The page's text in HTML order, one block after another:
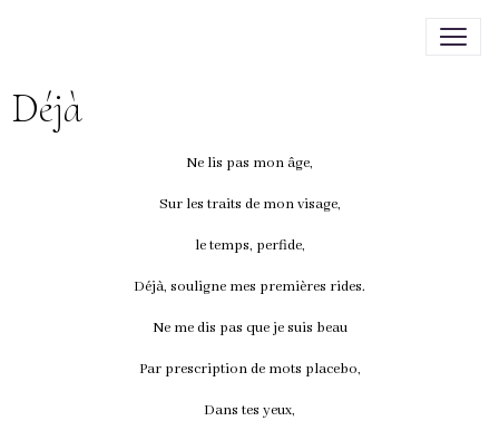
Déjà
Ne lis pas mon âge,
Sur les traits de mon visage,
le temps, perfide,
Déjà, souligne mes premières rides.
Ne me dis pas que je suis beau
Par prescription de mots placebo,
Dans tes yeux,